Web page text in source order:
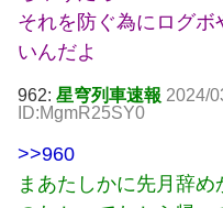
それを防ぐ為にログボ
いんだよ
962: 星穹列車速報 2024/
ID:MgmR25SY0
>>960
まあたしかに先月辞